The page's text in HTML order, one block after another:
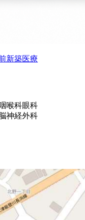
新築医療
喉科眼科
脳神経外科